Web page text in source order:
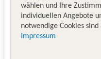
wählen und Ihre
individuellen Angebote
notwendige Cookies sind
Impressum